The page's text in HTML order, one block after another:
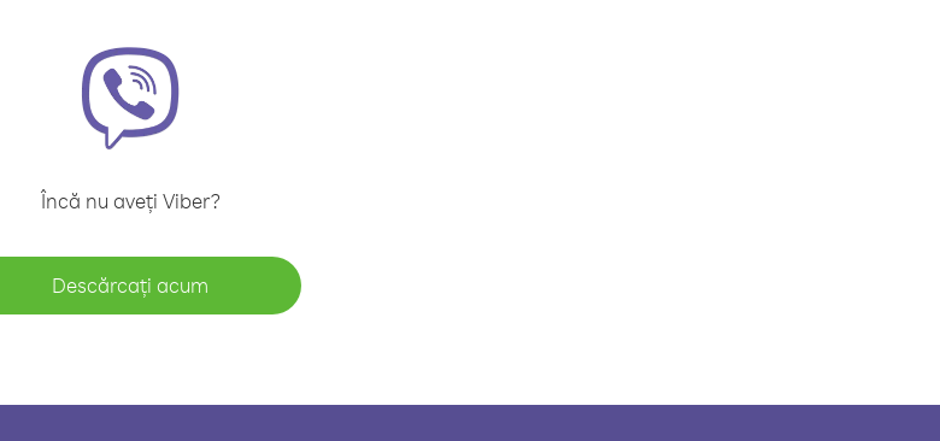
Încă nu aveți Viber?
Descărcați acum